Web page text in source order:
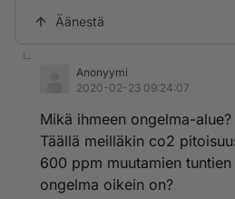
Äänestä
Anonyymi
2020-02-23 09:24:07
Mikä ihmeen ongelma-alue?
Täällä meilläkin co2
600 ppm muutamien
ongelma oikein on?